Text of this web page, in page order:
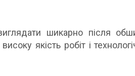
шикарно після
якість робіт і